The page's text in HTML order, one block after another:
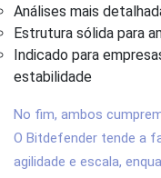
Análises mais
Estrutura sólida para
Indicado para
estabilidade
No fim, ambos
O Bitdefender tende a
agilidade e escala,